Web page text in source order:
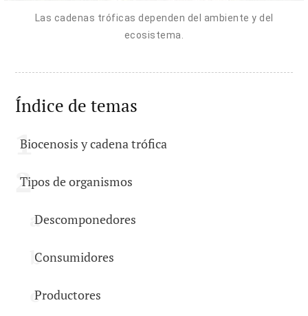
Las cadenas tróficas dependen del ambiente y del
ecosistema.
Índice de temas
Biocenosis y cadena trófica
Tipos de organismos
Descomponedores
Consumidores
Productores